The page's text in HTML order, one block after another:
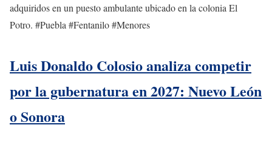
adquiridos en un puesto ambulante ubicado en la colonia El
Potro. #Puebla #Fentanilo #Menores
Luis Donaldo Colosio analiza competir
por la gubernatura en 2027: Nuevo León
o Sonora